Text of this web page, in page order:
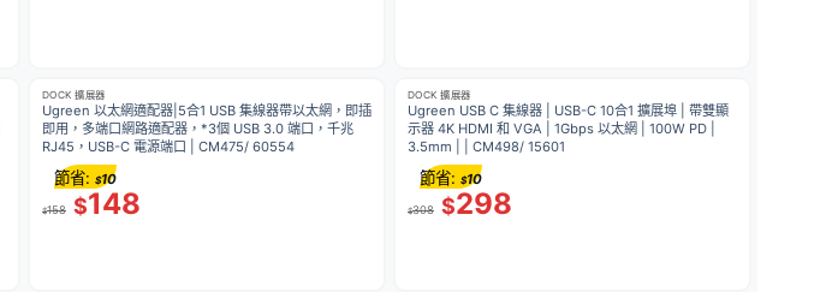
DOCK 擴展器
Ugreen 以太網適配器|5合1 USB 集線器帶以太網，即插
即用，多端口網路適配器，*3個 USB 3.0 端口，千兆
RJ45，USB-C 電源端口 | CM475/ 60554
$158 $148
節省: $10
DOCK 擴展器
Ugreen USB C 集線器 | USB-C 10合1 擴展埠 | 帶雙顯
示器 4K HDMI 和 VGA | 1Gbps 以太網 | 100W PD |
3.5mm | | CM498/ 15601
$308 $298
節省: $10